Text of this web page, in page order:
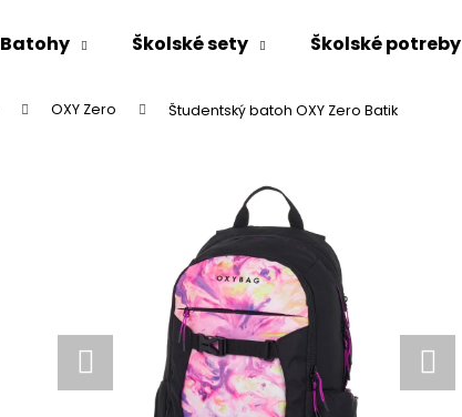
Batohy Školské sety Školské potreby
OXY Zero Študentský batoh OXY Zero Batik
Čo potrebujete nájsť?
Odporúčame